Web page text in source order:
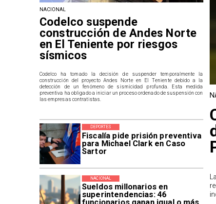
Fiscalía pide prisión preventiva
para Michael Clark en Caso
Sartor
DEPORTES
Sueldos millonarios en
superintendencias: 46
NACIONAL
NACIONAL
Codelco suspende
construcción de Andes Norte
en El Teniente por riesgos
sísmicos
Codelco ha tomado la decisión de suspender temporalmente la
construcción del proyecto Andes Norte en El Teniente debido a la
detección de un fenómeno de sismicidad profunda. Esta medida
preventiva ha obligado a iniciar un proceso ordenado de suspensión con
las empresas contratistas.